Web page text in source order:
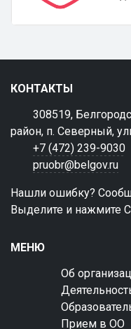
КОНТАКТЫ
308519,
район, п. Северный,
+7 (472) 239-9030
pruobr@belgov.ru
Нашли ошибку?
Выделите и нажмите
МЕНЮ
Об
Прием в ОО